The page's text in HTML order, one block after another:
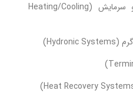
۱. کنترل کویل‌های گرمایش و سرمایش (Heating/Cooling